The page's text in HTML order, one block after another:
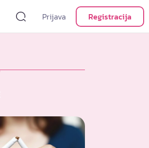
Prijava Registracija